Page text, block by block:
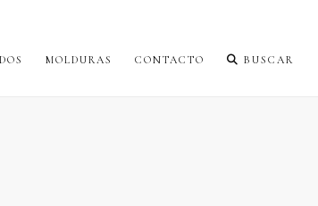
MOLDURAS CONTACTO BUSCAR